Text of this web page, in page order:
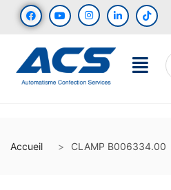
Accueil CLAMP B006334.00